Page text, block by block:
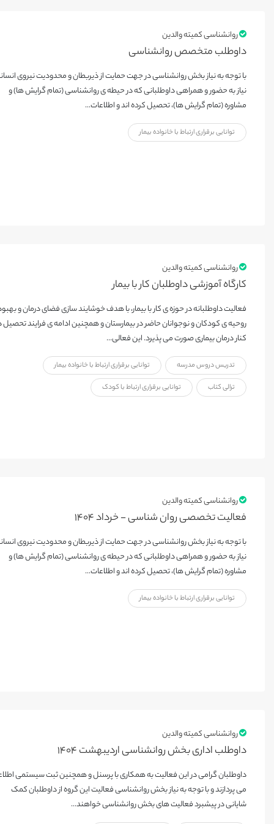
روانشناسی کمیته والدین
داوطلب متخصص روانشناسی
با توجه به نیاز بخش روانشناسی در جهت حمایت از ذیربطان و محدودیت نیروی
نیاز به حضور و همراهی داوطلبانی که در حیطه ی روانشناسی (تمام گرایش ها) و
مشاوره (تمام گرایش ها)، تحصیل کرده اند و اطلاعات...
توانایی برقراری ارتباط با خانواده بیمار
روانشناسی کمیته والدین
کارگاه آموزشی داوطلبان کار با بیمار
فعالیت داوطلبانه در حوزه ی کار با بیمار، با هدف خوشایند سازی فضای درمان و
روحیه ی کودکان و نوجوانان حاضر در بیمارستان و همچنین ادامه ی فرایند تحصیل
کنار درمان بیماری صورت می پذیرد. این فعالی...
تدریس دروس مدرسه
توانایی برقراری ارتباط با خانواده بیمار
ترالی کتاب
توانایی برقراری ارتباط با کودک
روانشناسی کمیته والدین
فعالیت تخصصی روان شناسی - خرداد ۱۴۰۴
با توجه به نیاز بخش روانشناسی در جهت حمایت از ذیربطان و محدودیت نیروی
نیاز به حضور و همراهی داوطلبانی که در حیطه ی روانشناسی (تمام گرایش ها) و
مشاوره (تمام گرایش ها)، تحصیل کرده اند و اطلاعات...
توانایی برقراری ارتباط با خانواده بیمار
روانشناسی کمیته والدین
داوطلب اداری بخش روانشناسی اردیبهشت ۱۴۰۴
داوطلبان گرامی در این فعالیت به همکاری با پرسنل و همچنین ثبت سیستمی
می پردازند و با توجه به نیاز بخش روانشناسی فعالیت این گروه از داوطلبان کمک
شایانی در پیشبرد فعالیت های بخش روانشناسی خواهند...